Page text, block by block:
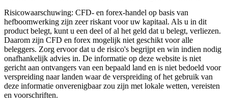
Risicowaarschuwing: CFD- en forex-handel op basis van
hefboomwerking zijn zeer riskant voor uw kapitaal. Als u in dit
product belegt, kunt u een deel of al het geld dat u belegt, verliezen.
Daarom zijn CFD en forex mogelijk niet geschikt voor alle
beleggers. Zorg ervoor dat u de risico's begrijpt en win indien nodig
onafhankelijk advies in. De informatie op deze website is niet
gericht aan ontvangers van een bepaald land en is niet bedoeld voor
verspreiding naar landen waar de verspreiding of het gebruik van
deze informatie onverenigbaar zou zijn met lokale wetten, vereisten
en voorschriften.